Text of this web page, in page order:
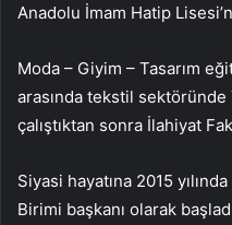
Anadolu İmam Hatip
Moda – Giyim – Tasarım
arasında tekstil
çalıştıktan sonra İlahiyat
Siyasi hayatına 2015
Birimi başkanı olarak